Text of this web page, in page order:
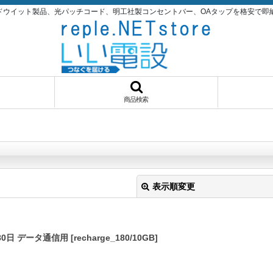
イット製品、光パッチコード、明工社製コンセントバー、OAタップを格安で
商品検索
表示順変更
日 データ通信用 [recharge_180/10GB]